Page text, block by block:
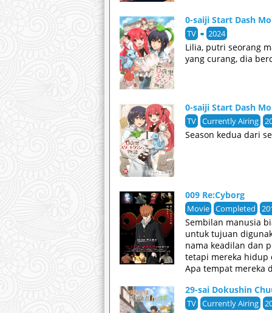
0-saiji Start Dash
TV 2024
Lilia, putri seorang
yang curang, dia
0-saiji Start Dash
TV Currently Airing
Season kedua dari
009 Re:Cyborg
Movie Completed
Sembilan manusia
untuk tujuan
nama keadilan dan
tetapi mereka hidup
Apa tempat mereka
29-sai Dokushin
TV Currently Airing